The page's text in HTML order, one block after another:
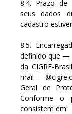
8.4. Prazo de
seus dados
cadastro
8.5.
definido que —
da CIGRE-
mail
Geral de
Conforme o
consistem em: